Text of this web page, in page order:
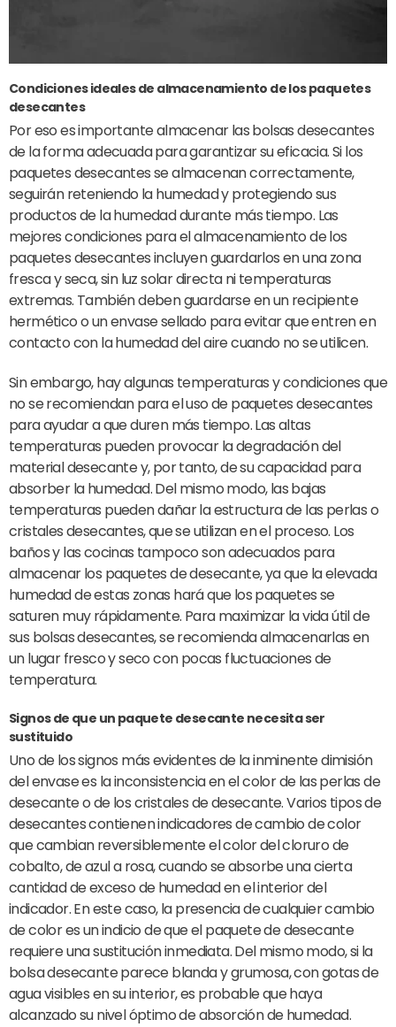
Condiciones ideales de almacenamiento de los paquetes
desecantes
Por eso es importante almacenar las bolsas desecantes
de la forma adecuada para garantizar su eficacia. Si los
paquetes desecantes se almacenan correctamente,
seguirán reteniendo la humedad y protegiendo sus
productos de la humedad durante más tiempo. Las
mejores condiciones para el almacenamiento de los
paquetes desecantes incluyen guardarlos en una zona
fresca y seca, sin luz solar directa ni temperaturas
extremas. También deben guardarse en un recipiente
hermético o un envase sellado para evitar que entren en
contacto con la humedad del aire cuando no se utilicen.
Sin embargo, hay algunas temperaturas y condiciones que
no se recomiendan para el uso de paquetes desecantes
para ayudar a que duren más tiempo. Las altas
temperaturas pueden provocar la degradación del
material desecante y, por tanto, de su capacidad para
absorber la humedad. Del mismo modo, las bajas
temperaturas pueden dañar la estructura de las perlas o
cristales desecantes, que se utilizan en el proceso. Los
baños y las cocinas tampoco son adecuados para
almacenar los paquetes de desecante, ya que la elevada
humedad de estas zonas hará que los paquetes se
saturen muy rápidamente. Para maximizar la vida útil de
sus bolsas desecantes, se recomienda almacenarlas en
un lugar fresco y seco con pocas fluctuaciones de
temperatura.
Signos de que un paquete desecante necesita ser
sustituido
Uno de los signos más evidentes de la inminente dimisión
del envase es la inconsistencia en el color de las perlas de
desecante o de los cristales de desecante. Varios tipos de
desecantes contienen indicadores de cambio de color
que cambian reversiblemente el color del cloruro de
cobalto, de azul a rosa, cuando se absorbe una cierta
cantidad de exceso de humedad en el interior del
indicador. En este caso, la presencia de cualquier cambio
de color es un indicio de que el paquete de desecante
requiere una sustitución inmediata. Del mismo modo, si la
bolsa desecante parece blanda y grumosa, con gotas de
agua visibles en su interior, es probable que haya
alcanzado su nivel óptimo de absorción de humedad.